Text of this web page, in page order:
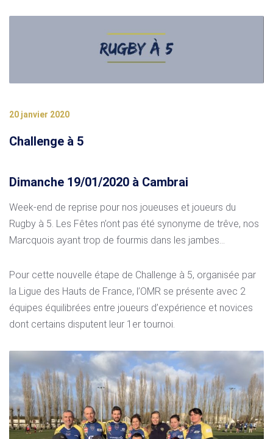
20 janvier 2020
Challenge à 5
Dimanche 19/01/2020 à Cambrai
Week-end de reprise pour nos joueuses et joueurs du
Rugby à 5. Les Fêtes n’ont pas été synonyme de trêve, nos
Marcquois ayant trop de fourmis dans les jambes…
Pour cette nouvelle étape de Challenge à 5, organisée par
la Ligue des Hauts de France, l’OMR se présente avec 2
équipes équilibrées entre joueurs d’expérience et novices
dont certains disputent leur 1er tournoi.